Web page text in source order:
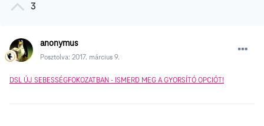
3
anonymus
Posztolva: 2017. március 9.
DSL ÚJ SEBESSÉGFOKOZATBAN - ISMERD MEG A GYORSÍTÓ OPCIÓT!